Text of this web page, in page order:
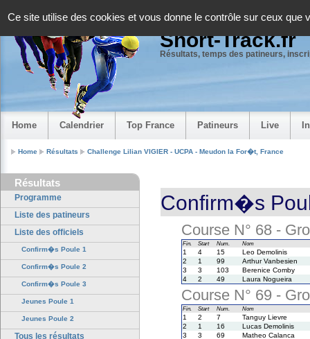
Ce site utilise des cookies et vous donne le contrôle sur ceux que
Short-Track.fr
Résultats, temps des patineurs,
Home Calendrier Top France Patineurs Live
Home Résultats Challenge Lilian VIGIER - UCPA - Meudon la For�t, France
Résultats
Programme
Liste des patineurs
Liste des officiels
Confirm�s Poule 1
Confirm�s Poule 2
Confirm�s Poule 3
Jeunes Poule 1
Jeunes Poule 2
Tous les résultats
Confirm�s
Course N° 68 -
Fin. Start Num. Nom
1 4 15
Leo Demolinis
2
1 99
Arthur Vanbesien
3
3 103
Berenice Comby
4
2 49 Laura Nogueira
Course N° 69 -
Fin. Start Num. Nom
1 2 7
Tanguy Lievre
2
1 16
Lucas Demolinis
3
3 69 Matheo Calanca